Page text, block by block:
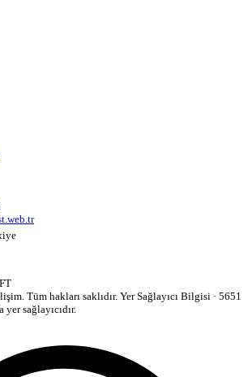
Tüm hakları saklıdır. Yer Sağlayıcı Bilgisi · 5651
yer sağlayıcıdır.